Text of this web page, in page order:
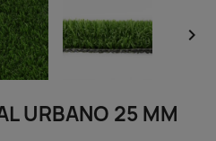

URBANO 25 MM